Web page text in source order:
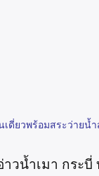
เดี่ยวพร้อมสระว่ายน้ำ
วน้ำเมา กร